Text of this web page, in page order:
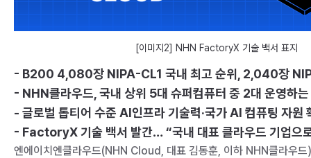
[이미지2] NHN FactoryX 기술 백서 표지
- B200 4,080장 NIPA-CL1 국내 최고 순위, 2,040장
- NHN클라우드, 국내 상위 5대 슈퍼컴퓨터 중 2대 운영하
- 글로벌 톱티어 수준 AI인프라 기술력·국가 AI 컴퓨팅 자원
- FactoryX 기술 백서 발간… “국내 대표 클라우드 기업으
엔에이치엔클라우드(NHN Cloud, 대표 김동훈, 이하 NHN클라우